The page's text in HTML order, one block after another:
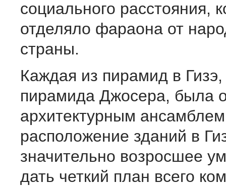
социального расстояния,
отделяло фараона от
страны.
Каждая из пирамид в Гизэ,
пирамида Джосера, была
архитектурным
расположение зданий в
значительно возросшее
дать четкий план всего